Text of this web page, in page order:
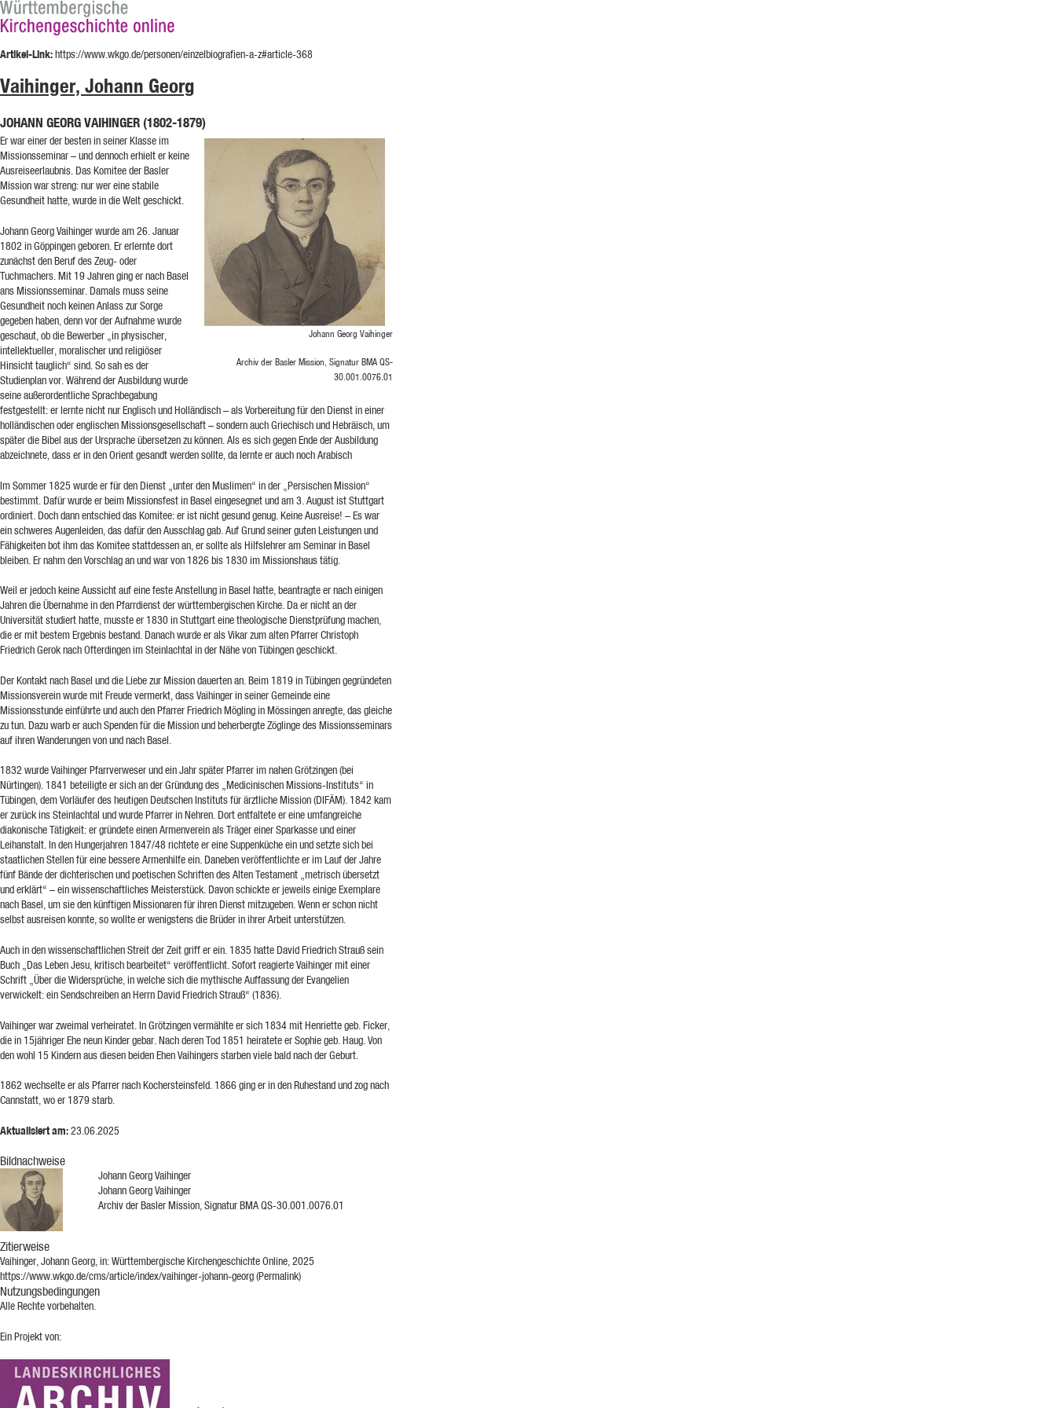
Artikel-Link:https://www.wkgo.de/personen/einzelbiografien-a-z#article-368
Vaihinger, Johann Georg
JOHANN GEORG VAIHINGER (1802-1879)
Johann Georg Vaihinger
Archiv der Basler Mission, Signatur BMA QS-
30.001.0076.01
Er war einer der besten in seiner Klasse im
Missionsseminar – und dennoch erhielt er keine
Ausreiseerlaubnis. Das Komitee der Basler
Mission war streng: nur wer eine stabile
Gesundheit hatte, wurde in die Welt geschickt.
Johann Georg Vaihinger wurde am 26. Januar
1802 in Göppingen geboren. Er erlernte dort
zunächst den Beruf des Zeug- oder
Tuchmachers. Mit 19 Jahren ging er nach Basel
ans Missionsseminar. Damals muss seine
Gesundheit noch keinen Anlass zur Sorge
gegeben haben, denn vor der Aufnahme wurde
geschaut, ob die Bewerber „in physischer,
intellektueller, moralischer und religiöser
Hinsicht tauglich“ sind. So sah es der
Studienplan vor. Während der Ausbildung wurde
seine außerordentliche Sprachbegabung
festgestellt: er lernte nicht nur Englisch und Holländisch – als Vorbereitung für den Dienst in einer
holländischen oder englischen Missionsgesellschaft – sondern auch Griechisch und Hebräisch, um
später die Bibel aus der Ursprache übersetzen zu können. Als es sich gegen Ende der Ausbildung
abzeichnete, dass er in den Orient gesandt werden sollte, da lernte er auch noch Arabisch
Im Sommer 1825 wurde er für den Dienst „unter den Muslimen“ in der „Persischen Mission“
bestimmt. Dafür wurde er beim Missionsfest in Basel eingesegnet und am 3. August ist Stuttgart
ordiniert. Doch dann entschied das Komitee: er ist nicht gesund genug. Keine Ausreise! – Es war
ein schweres Augenleiden, das dafür den Ausschlag gab. Auf Grund seiner guten Leistungen und
Fähigkeiten bot ihm das Komitee stattdessen an, er sollte als Hilfslehrer am Seminar in Basel
bleiben. Er nahm den Vorschlag an und war von 1826 bis 1830 im Missionshaus tätig.
Weil er jedoch keine Aussicht auf eine feste Anstellung in Basel hatte, beantragte er nach einigen
Jahren die Übernahme in den Pfarrdienst der württembergischen Kirche. Da er nicht an der
Universität studiert hatte, musste er 1830 in Stuttgart eine theologische Dienstprüfung machen,
die er mit bestem Ergebnis bestand. Danach wurde er als Vikar zum alten Pfarrer Christoph
Friedrich Gerok nach Ofterdingen im Steinlachtal in der Nähe von Tübingen geschickt.
Der Kontakt nach Basel und die Liebe zur Mission dauerten an. Beim 1819 in Tübingen gegründeten
Missionsverein wurde mit Freude vermerkt, dass Vaihinger in seiner Gemeinde eine
Missionsstunde einführte und auch den Pfarrer Friedrich Mögling in Mössingen anregte, das gleiche
zu tun. Dazu warb er auch Spenden für die Mission und beherbergte Zöglinge des Missionsseminars
auf ihren Wanderungen von und nach Basel.
1832 wurde Vaihinger Pfarrverweser und ein Jahr später Pfarrer im nahen Grötzingen (bei
Nürtingen). 1841 beteiligte er sich an der Gründung des „Medicinischen Missions-Instituts“ in
Tübingen, dem Vorläufer des heutigen Deutschen Instituts für ärztliche Mission (DIFÄM). 1842 kam
er zurück ins Steinlachtal und wurde Pfarrer in Nehren. Dort entfaltete er eine umfangreiche
diakonische Tätigkeit: er gründete einen Armenverein als Träger einer Sparkasse und einer
Leihanstalt. In den Hungerjahren 1847/48 richtete er eine Suppenküche ein und setzte sich bei
staatlichen Stellen für eine bessere Armenhilfe ein. Daneben veröffentlichte er im Lauf der Jahre
fünf Bände der dichterischen und poetischen Schriften des Alten Testament „metrisch übersetzt
und erklärt“ – ein wissenschaftliches Meisterstück. Davon schickte er jeweils einige Exemplare
nach Basel, um sie den künftigen Missionaren für ihren Dienst mitzugeben. Wenn er schon nicht
selbst ausreisen konnte, so wollte er wenigstens die Brüder in ihrer Arbeit unterstützen.
Auch in den wissenschaftlichen Streit der Zeit griff er ein. 1835 hatte David Friedrich Strauß sein
Buch „Das Leben Jesu, kritisch bearbeitet“ veröffentlicht. Sofort reagierte Vaihinger mit einer
Schrift „Über die Widersprüche, in welche sich die mythische Auffassung der Evangelien
verwickelt: ein Sendschreiben an Herrn David Friedrich Strauß“ (1836).
Vaihinger war zweimal verheiratet. In Grötzingen vermählte er sich 1834 mit Henriette geb. Ficker,
die in 15jähriger Ehe neun Kinder gebar. Nach deren Tod 1851 heiratete er Sophie geb. Haug. Von
den wohl 15 Kindern aus diesen beiden Ehen Vaihingers starben viele bald nach der Geburt.
1862 wechselte er als Pfarrer nach Kochersteinsfeld. 1866 ging er in den Ruhestand und zog nach
Cannstatt, wo er 1879 starb.
Aktualisiert am:23.06.2025
Bildnachweise
Johann Georg Vaihinger
Johann Georg Vaihinger
Archiv der Basler Mission, Signatur BMA QS-30.001.0076.01
Zitierweise
Vaihinger, Johann Georg, in: Württembergische Kirchengeschichte Online, 2025
https://www.wkgo.de/cms/article/index/vaihinger-johann-georg (Permalink)
Nutzungsbedingungen
Alle Rechte vorbehalten.
Ein Projekt von: